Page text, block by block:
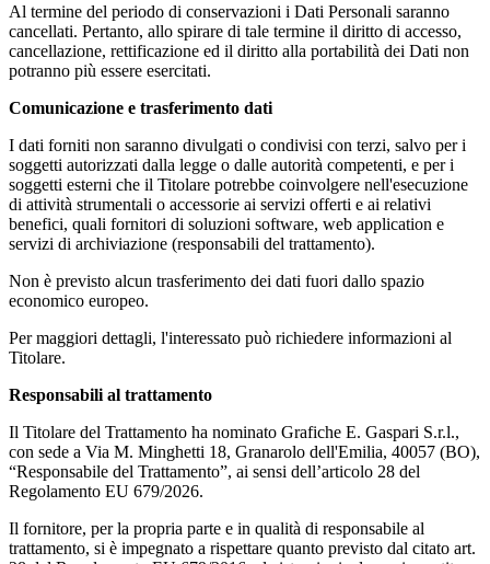
Al termine del periodo di conservazioni i Dati Personali saranno
cancellati. Pertanto, allo spirare di tale termine il diritto di accesso,
cancellazione, rettificazione ed il diritto alla portabilità dei Dati non
potranno più essere esercitati.
Comunicazione e trasferimento dati
I dati forniti non saranno divulgati o condivisi con terzi, salvo per i
soggetti autorizzati dalla legge o dalle autorità competenti, e per i
soggetti esterni che il Titolare potrebbe coinvolgere nell'esecuzione
di attività strumentali o accessorie ai servizi offerti e ai relativi
benefici, quali fornitori di soluzioni software, web application e
servizi di archiviazione (responsabili del trattamento).
Non è previsto alcun trasferimento dei dati fuori dallo spazio
economico europeo.
Per maggiori dettagli, l'interessato può richiedere informazioni al
Titolare.
Responsabili al trattamento
Il Titolare del Trattamento ha nominato Grafiche E. Gaspari S.r.l.,
con sede a Via M. Minghetti 18, Granarolo dell'Emilia, 40057 (BO),
“Responsabile del Trattamento”, ai sensi dell’articolo 28 del
Regolamento EU 679/2026.
Il fornitore, per la propria parte e in qualità di responsabile al
trattamento, si è impegnato a rispettare quanto previsto dal citato art.